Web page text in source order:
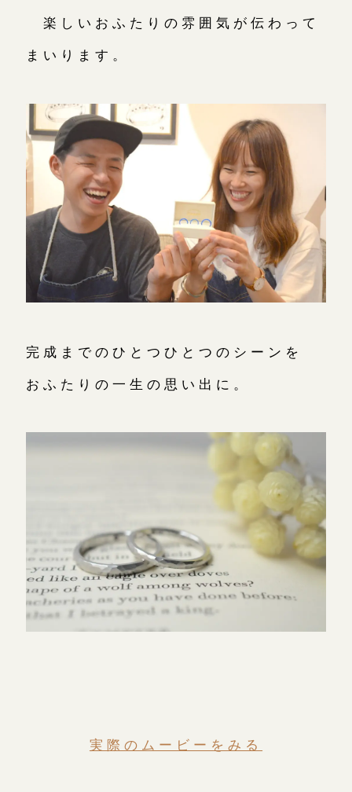
楽しいおふたりの雰囲気が伝わって
まいります。
完成までのひとつひとつのシーンを
おふたりの一生の思い出に。
実際のムービーをみる